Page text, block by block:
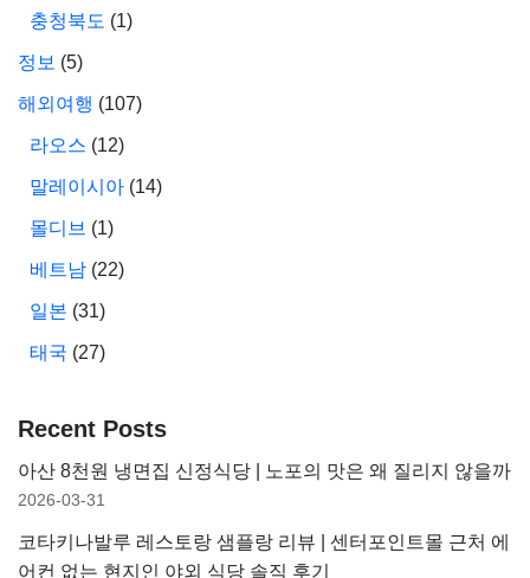
충청북도 (1)
정보 (5)
해외여행 (107)
라오스 (12)
말레이시아 (14)
몰디브 (1)
베트남 (22)
일본 (31)
태국 (27)
Recent Posts
아산 8천원 냉면집 신정식당 | 노포의 맛은 왜 질리지 않을까
2026-03-31
코타키나발루 레스토랑 샘플랑 리뷰 | 센터포인트몰 근처 에
어컨 없는 현지인 야외 식당 솔직 후기